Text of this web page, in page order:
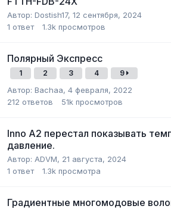
Автор: Dostish17, 12 сентября, 2024
1 ответ 1.3k просмотров
Полярный Экспресс
1 2 3 4 9
Автор: Bachaa, 4 февраля, 2022
212 ответов 51k просмотров
Inno A2 перестал показывать
давление.
Автор: ADVM, 21 августа, 2024
1 ответ 1.3k просмотра
Градиентные многомодовые